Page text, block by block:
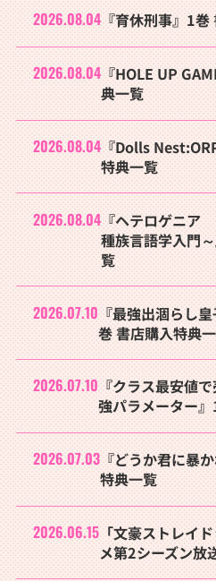
2026.08.04『育休刑事』1巻
2026.08.04『HOLE UP
典一覧
2026.08.04『Dolls
特典一覧
2026.08.04『ヘテロゲニア
種族言語学入門
覧
2026.07.10 『最強出涸らし
巻 書店購入特典
2026.07.10 『クラス最安値
強パラメーター
2026.07.03『どうか君に暴
特典一覧
2026.06.15「文豪ストレイ
メ第2シーズン放